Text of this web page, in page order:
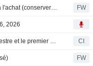
Danske Bank relève sa recommandation sur Metsä Board à l'achat (conserver), objectif de cours à 4 euros - BN FW
2026
Metsä Board Oyj publie ses résultats pour le deuxième trimestre et le premier semestre clos le 30 juin 2026 CI
FW